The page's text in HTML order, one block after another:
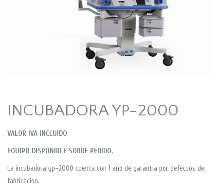
INCUBADORA YP-2000
VALOR IVA INCLUIDO
EQUIPO DISPONIBLE SOBRE PEDIDO.
La incubadora yp-2000 cuenta con 1 año de garantia por defectos de
fabricacion.